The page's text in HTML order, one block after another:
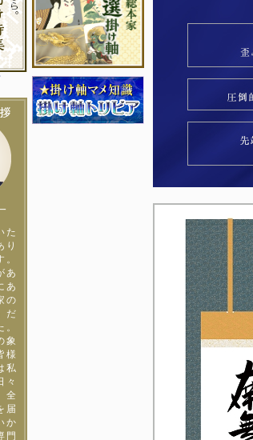
た
り
。
あ
あ
の
だ
。
象
様
私
々
全
届
か
門